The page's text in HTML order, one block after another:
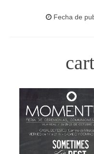
Fecha de